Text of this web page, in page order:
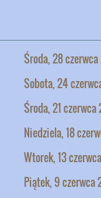
Środa, 28 czerwca
Sobota, 24
Środa, 21 czerwca
Niedziela, 18
Wtorek, 13
Piątek, 9 czerwca